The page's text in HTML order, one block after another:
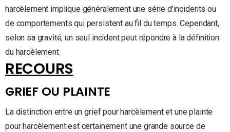
harcèlement implique généralement une série d’incidents ou
de comportements qui persistent au fil du temps. Cependant,
selon sa gravité, un seul incident peut répondre à la définition
du harcèlement.
RECOURS
GRIEF OU PLAINTE
La distinction entre un grief pour harcèlement et une plainte
pour harcèlement est certainement une grande source de